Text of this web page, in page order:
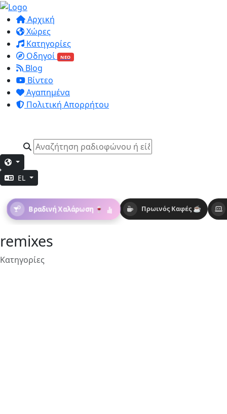
Αρχική
Χώρες
Κατηγορίες
Οδηγοί
ΝΕΟ
Blog
Βίντεο
Αγαπημένα
Πολιτική Απορρήτου
EL
Πρωινός Καφές ☕
Βραδινή Χαλάρωση 🍷
remixes
Κατηγορίες